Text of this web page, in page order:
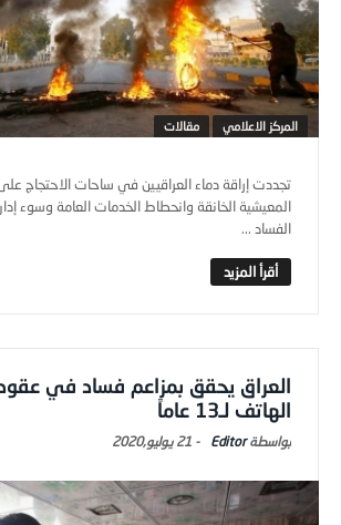
المركز الاعلامي مقالات
تجددت إراقة دماء العراقيين في ساحات الاحتجاج
المعيشية الخانقة وانحطاط الخدمات العامة وسوء
الفساد ...
العراق يحقق بمزاعم فساد في
الهاتف لـ13 عاماً
Editor
- 21 يوليو,2020